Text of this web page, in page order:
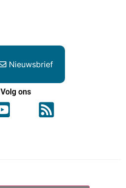
Nieuwsbrief
Volg ons